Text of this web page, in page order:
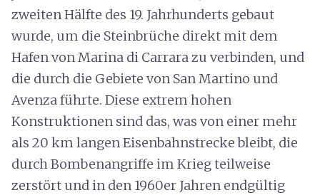
zweiten Hälfte des 19. Jahrhunderts gebaut
wurde, um die Steinbrüche direkt mit dem
Hafen von Marina di Carrara zu verbinden, und
die durch die Gebiete von San Martino und
Avenza führte. Diese extrem hohen
Konstruktionen sind das, was von einer mehr
als 20 km langen Eisenbahnstrecke bleibt, die
durch Bombenangriffe im Krieg teilweise
zerstört und in den 1960er Jahren endgültig